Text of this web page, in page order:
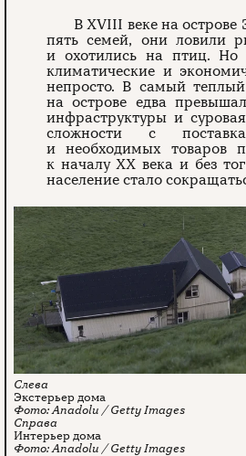
В XVIII веке на острове
пять семей, они ловили
и охотились на птиц. Но
климатические и
непросто. В самый
на острове едва
инфраструктуры и
сложности с
и необходимых товаров
к началу XX века и без
население стало
Экстерьер дома
Anadolu / Getty Images
Интерьер дома
Anadolu / Getty Images